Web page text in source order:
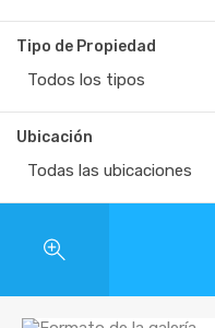
Tipo de Propiedad
Todos los tipos
Ubicación
Todas las ubicaciones